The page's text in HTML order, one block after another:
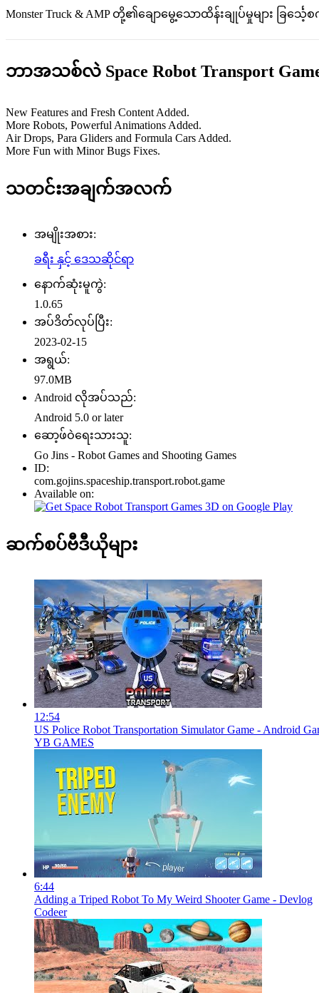
Monster Truck & AMP တို့၏ချောမွေ့သောထိန်းချုပ်မှုများ ခြင်္သေ့
ဘာအသစ်လဲ Space Robot Transport
New Features and Fresh Content Added.
More Robots, Powerful Animations Added.
Air Drops, Para Gliders and Formula Cars Added.
More Fun with Minor Bugs Fixes.
သတင်းအချက်အလက်
အမျိုးအစား:
ခရီး နှင့် ဒေသဆိုင်ရာ
နောက်ဆုံးမူကွဲ:
1.0.65
အပ်ဒိတ်လုပ်ပြီး:
2023-02-15
အရွယ်:
97.0MB
Android လိုအပ်သည်:
Android 5.0 or later
ဆော့ဖ်ဝဲရေးသားသူ:
Go Jins - Robot Games and Shooting Games
ID:
com.gojins.spaceship.transport.robot.game
Available on:
ဆက်စပ်ဗီဒီယိုများ
12:54
US Police Robot Transportation Simulator Game - Android
YB GAMES
6:44
Adding a Triped Robot To My Weird Shooter Game - Devlog
Codeer